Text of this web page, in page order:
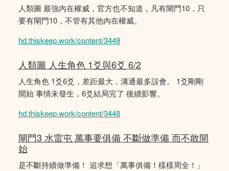
人類圖 最強內在權威，官方也不知道，凡有閘門10，只
要有閘門10，不管有其他內在權威。
hd.thiskeep.work/content/3449
人類圖 人生角色 1爻與6爻 6/2
人生角色 1爻6爻，差距最大，溝通最多誤會。 1爻剛剛
開始 事情未發生，6爻結局完了 後續影響。
hd.thiskeep.work/content/3448
閘門3 水雷屯 萬事要俱備 不斷做準備 而不敢開
始
是不斷持續做準備！ 追求想「萬事俱備！樣樣周全！」